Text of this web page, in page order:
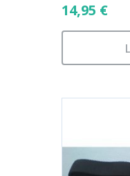
14,95 €